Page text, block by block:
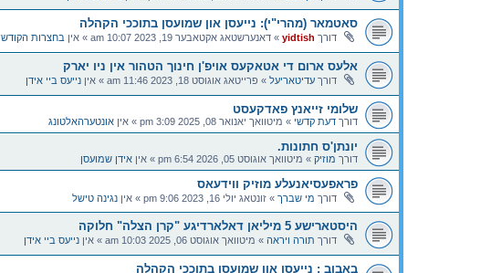
סאטמאר (מהרי"י): נייעסן און שמועסן בתוככי הקהלה
דורך yidtish
» דאנערשטאג אקטאבער 19, 2023 10:07 am » אין בחצרות הקודש
אלעס ארום די אטאקעס אויפ'ן חינוך הטהור אין ניו יארק
דורך עדיטאריעל » פרייטאג אוגוסט 18, 2023 11:46 am » אין נייעס ביי אידן
שלומי זייאנץ פאדקעסט
דורך דעת קדשי » מיטוואך יאנואר 08, 2025 3:09 pm » אין אונטערהאלטונג
יונתן'ס חתונות.
דורך מוזיק » מיטוואך אוגוסט 05, 2026 6:54 pm » אין אידן שמועסן
פראפעסיאנעלע מוזיק ווידעאס
דורך מי שברך » זונטאג יולי 16, 2023 9:06 pm » אין נגינה טישל
היסטארישע 5 מיליאן דאלארדיגע "קרן הצלה" חלוקה
דורך תורה ויראה » מיטוואך אוגוסט 06, 2025 10:03 am » אין נייעס ביי אידן
באבוב : נייעסן און שמועסן בתוככי הקהלה